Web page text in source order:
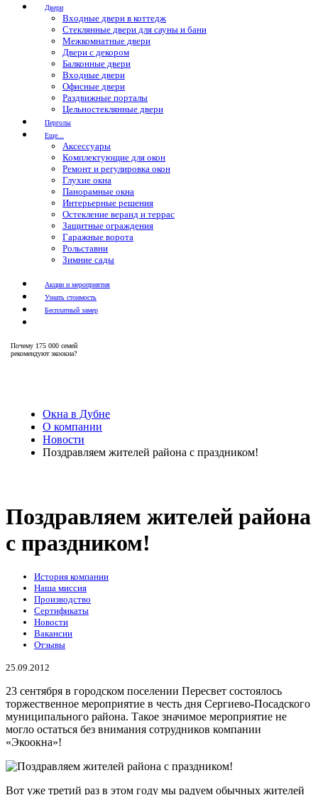
Двери
Входные двери в коттедж
Стеклянные двери для сауны и бани
Межкомнатные двери
Двери с декором
Балконные двери
Входные двери
Офисные двери
Раздвижные порталы
Цельностеклянные двери
Перголы
Еще...
Аксессуары
Комплектующие для окон
Ремонт и регулировка окон
Глухие окна
Панорамные окна
Интерьерные решения
Остекление веранд и террас
Защитные ограждения
Гаражные ворота
Рольставни
Зимние сады
Акции и мероприятия
Узнать стоимость
Бесплатный замер
Почему 175 000 семей
рекомендуют экоокна?
Окна в Дубне
О компании
Новости
Поздравляем жителей района с праздником!
Поздравляем жителей района
с праздником!
История компании
Наша миссия
Производство
Сертификаты
Новости
Вакансии
Отзывы
25.09.2012
23 сентября в городском поселении Пересвет состоялось
торжественное мероприятие в честь дня Сергиево-Посадского
муниципального района. Такое значимое мероприятие не
могло остаться без внимания сотрудников компании
«Экоокна»!
Вот уже третий раз в этом году мы радуем обычных жителей